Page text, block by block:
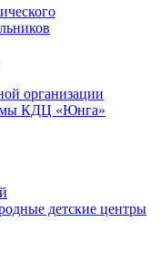
организации
КДЦ «Юнга»
детские центры